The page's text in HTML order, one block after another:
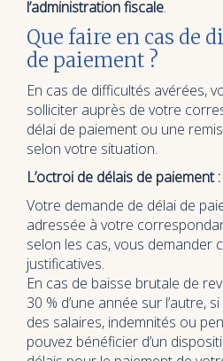
l’administration fiscale.
Que faire en cas de
de paiement ?
En cas de difficultés avérées,
solliciter auprès de votre
délai de paiement ou une
selon votre situation.
L’octroi de délais de paiement :
Votre demande de délai de
adressée à votre
selon les cas, vous demander
justificatives.
En cas de baisse brutale de
30 % d’une année sur l’autre,
des salaires, indemnités ou
pouvez bénéficier d’un